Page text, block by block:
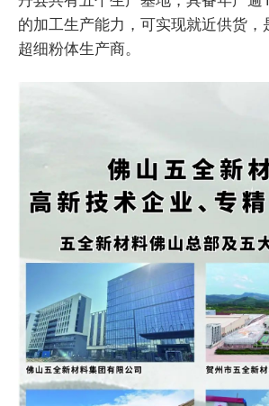
的加工生产能力，可实现就近供货，
超细粉体生产商。